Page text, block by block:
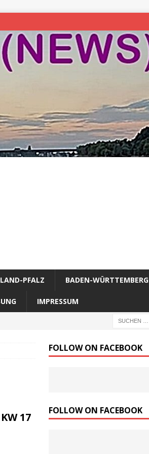
PFALZ BADEN-WÜRTTEMBERG
IMPRESSUM
17
FOLLOW ON FACEBOOK
FOLLOW ON FACEBOOK